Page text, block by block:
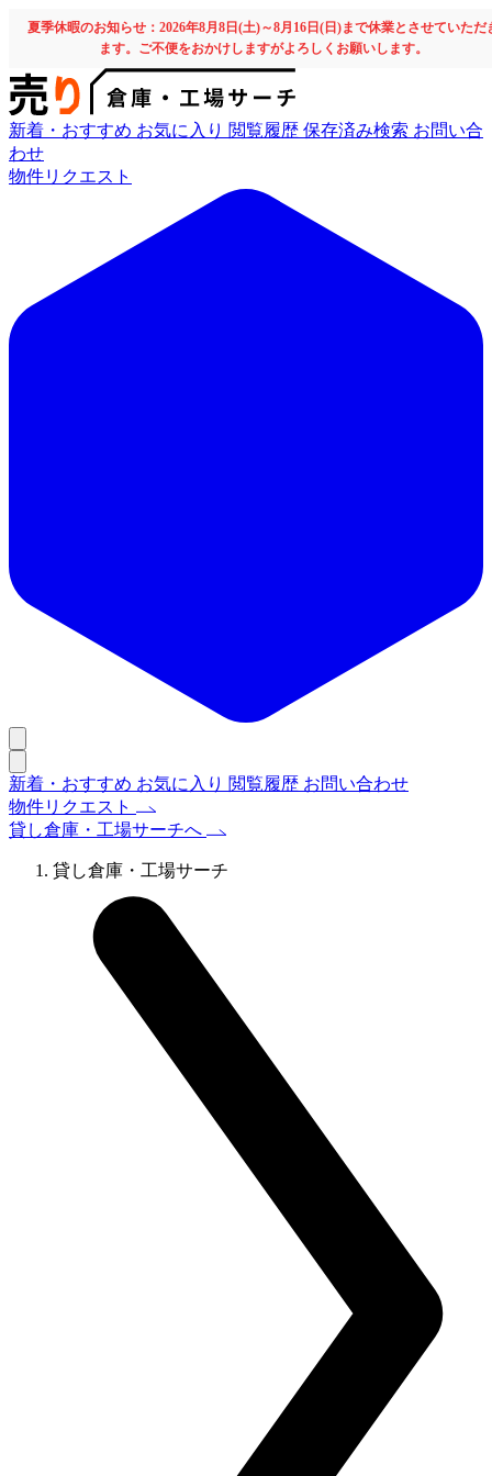
夏季休暇のお知らせ：2026年8月8日(土)～8月16日(日)まで休業とさせていただ
ます。ご不便をおかけしますがよろしくお願いします。
新着・おすすめ お気に入り 閲覧履歴 保存済み検索 お問い合
わせ
物件リクエスト
新着・おすすめ お気に入り 閲覧履歴 お問い合わせ
物件リクエスト
貸し倉庫・工場サーチへ
貸し倉庫・工場サーチ